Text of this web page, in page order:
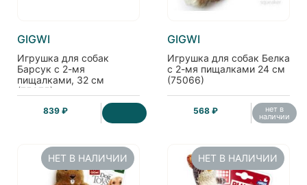
GIGWI
Игрушка для собак
Барсук с 2-мя
пищалками, 32 см
(75075)
839 ₽
GIGWI
Игрушка для собак Белка
с 2-мя пищалками 24 см
(75066)
568 ₽ нет в
наличии
НЕТ В НАЛИЧИИ НЕТ В НАЛИЧИИ